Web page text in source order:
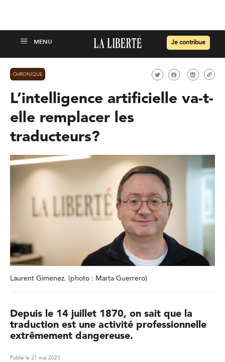
Je contribue
CHRONIQUE
L’intelligence artificielle va-t-
elle remplacer les
traducteurs?
Laurent Gimenez. (photo : Marta Guerrero)
Depuis le 14 juillet 1870, on sait que la
traduction est une activité professionnelle
extrêmement dangereuse.
Publié le 21 mai 2023